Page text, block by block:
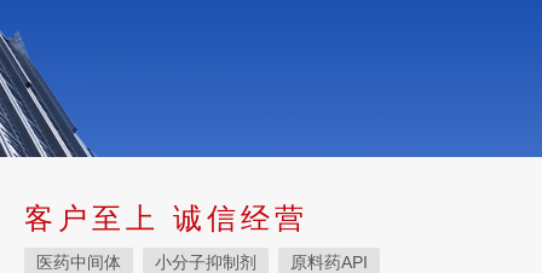
客户至上 诚信经营
医药中间体 小分子抑制剂 原料药API